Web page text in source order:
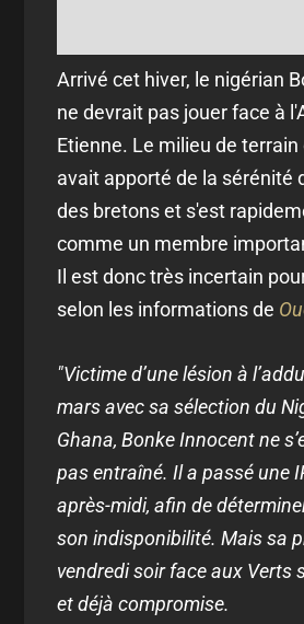
Arrivé cet hiver, le nigérian
ne devrait pas jouer face à
Etienne. Le milieu de
avait apporté de la sérénité
des bretons et s'est
comme un membre
Il est donc très incertain
selon les informations de
"Victime d’une lésion à
mars avec sa sélection du
Ghana, Bonke Innocent ne
pas entraîné. Il a passé une
après-midi, afin de
son indisponibilité. Mais sa
vendredi soir face aux Verts
et déjà compromise.